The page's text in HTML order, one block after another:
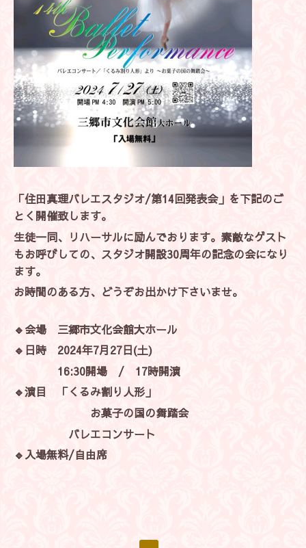
「住田真理バレエスタジオ/第14回発表会」を下記のご
とく開催致します。
生徒一同、リハーサルに励んでおります。素敵なゲスト
もお呼びしての、 スタジオ開設30周年の記念の会になり
ます。
お時間のある方、どうぞお出かけ下さいませ。
🔹️会場 三郷市文化会館大ホール
🔹️日時 2024年7月27日(土)
16:30開場 / 17時開演
🔹️演目 「くるみ割り人形」
お菓子の国の舞踏会
バレエコンサート
🔹️入場無料/自由席